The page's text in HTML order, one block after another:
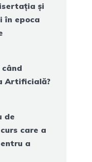
și
în epoca
Artificială?
de
care a
a